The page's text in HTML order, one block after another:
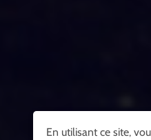
En utilisant ce site,